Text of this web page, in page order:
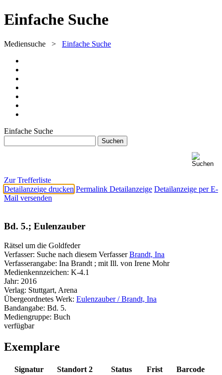
Einfache Suche
Mediensuche > Einfache Suche
Einfache Suche
Zur Trefferliste
Detailanzeige drucken Permalink Detailanzeige Detailanzeige per E-
Mail versenden
Bd. 5.; Eulenzauber
Rätsel um die Goldfeder
Verfasser: Suche nach diesem Verfasser Brandt, Ina
Verfasserangabe: Ina Brandt ; mit Ill. von Irene Mohr
Medienkennzeichen: K-4.1
Jahr: 2016
Verlag: Stuttgart, Arena
Übergeordnetes Werk: Eulenzauber / Brandt, Ina
Bandangabe: Bd. 5.
Mediengruppe: Buch
verfügbar
Exemplare
Signatur Standort 2 Status Frist
Barcode